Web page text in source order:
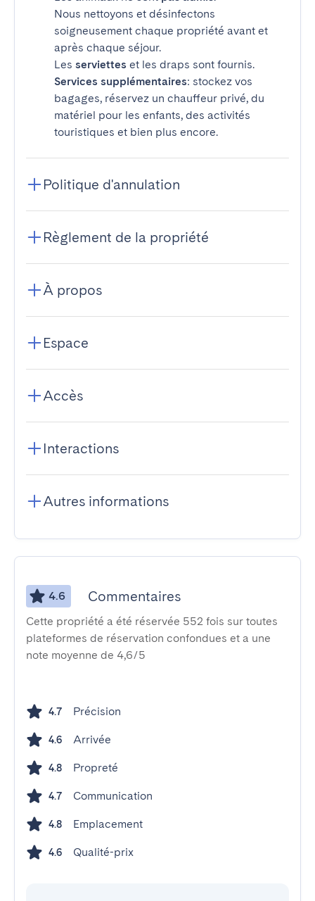
Nous nettoyons et désinfectons
soigneusement chaque propriété avant et
après chaque séjour.
Les serviettes et les draps sont fournis.
Services supplémentaires: stockez vos
bagages, réservez un chauffeur privé, du
matériel pour les enfants, des activités
touristiques et bien plus encore.
Politique d'annulation
Règlement de la propriété
À propos
Espace
Accès
Interactions
Autres informations
4.6 Commentaires
Cette propriété a été réservée 552 fois sur toutes
plateformes de réservation confondues et a une
note moyenne de 4,6/5
4.7 Précision
4.6 Arrivée
4.8 Propreté
4.7 Communication
4.8 Emplacement
4.6 Qualité-prix